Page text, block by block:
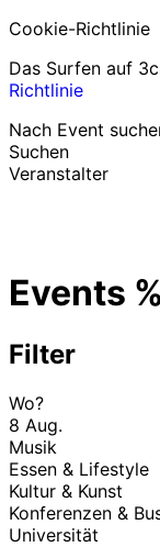
Cookie-Richtlinie
Das Surfen auf
Richtlinie
Nach Event
Suchen
Veranstalter
Hilfe für
Events
Filter
Wo?
8 Aug.
Musik
Essen & Lifestyle
Kultur & Kunst
Konferenzen &
Universität